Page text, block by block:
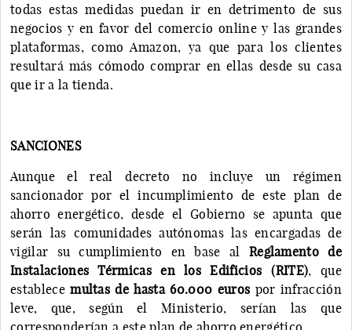
todas estas medidas puedan ir en detrimento de sus
negocios y en favor del comercio online y las grandes
plataformas, como Amazon, ya que para los clientes
resultará más cómodo comprar en ellas desde su casa
que ir a la tienda.
SANCIONES
Aunque el real decreto no incluye un régimen
sancionador por el incumplimiento de este plan de
ahorro energético, desde el Gobierno se apunta que
serán las comunidades autónomas las encargadas de
vigilar su cumplimiento en base al Reglamento de
Instalaciones Térmicas en los Edificios (RITE), que
establecemultas de hasta 60.000 euros por infracción
leve, que, según el Ministerio, serían las que
corresponderían a este plan de ahorro energético.